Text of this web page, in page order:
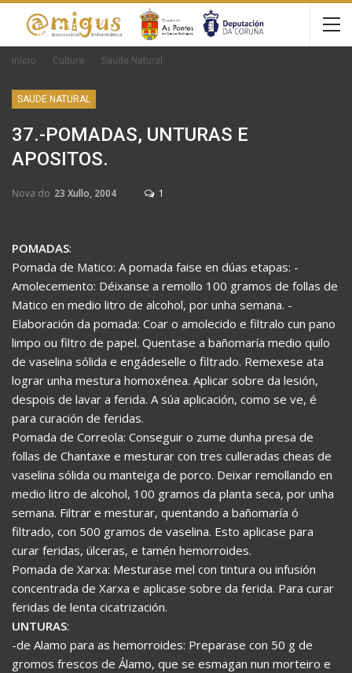
Inicio Cultura Saude Natural
SAUDE NATURAL
37.-POMADAS, UNTURAS E
APOSITOS.
Nova do 23 Xullo, 2004 1
POMADAS:
Pomada de Matico: A pomada faise en dúas etapas: -
Amolecemento: Déixanse a remollo 100 gramos de follas de
Matico en medio litro de alcohol, por unha semana. -
Elaboración da pomada: Coar o amolecido e filtralo cun pano
limpo ou filtro de papel. Quentase a bañomaría medio quilo
de vaselina sólida e engádeselle o filtrado. Remexese ata
lograr unha mestura homoxénea. Aplicar sobre da lesión,
despois de lavar a ferida. A súa aplicación, como se ve, é
para curación de feridas.
Pomada de Correola: Conseguir o zume dunha presa de
follas de Chantaxe e mesturar con tres culleradas cheas de
vaselina sólida ou manteiga de porco. Deixar remollando en
medio litro de alcohol, 100 gramos da planta seca, por unha
semana. Filtrar e mesturar, quentando a bañomaría ó
filtrado, con 500 gramos de vaselina. Esto aplicase para
curar feridas, úlceras, e tamén hemorroides.
Pomada de Xarxa: Mesturase mel con tintura ou infusión
concentrada de Xarxa e aplicase sobre da ferida. Para curar
feridas de lenta cicatrización.
UNTURAS:
-de Alamo para as hemorroides: Preparase con 50 g de
gromos frescos de Álamo, que se esmagan nun morteiro e